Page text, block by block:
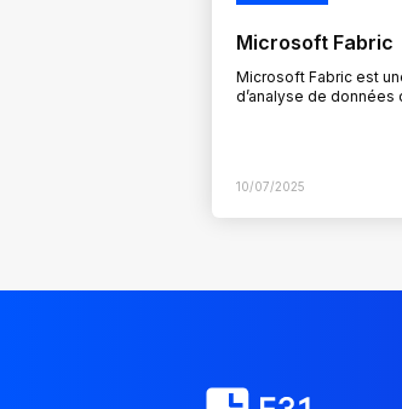
Microsoft Fabric
Microsoft Fabric est
d’analyse de
10/07/2025